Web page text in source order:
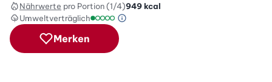
Nährwerte pro Portion (1/4)949kcal
Umweltverträglich
Umweltverträglichkeitsskala: 1 von 5
Green Betty Skala Info
Merken